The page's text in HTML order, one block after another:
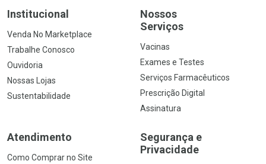
Institucional
Venda No Marketplace
Trabalhe Conosco
Ouvidoria
Nossas Lojas
Sustentabilidade
Nossos
Serviços
Vacinas
Exames e Testes
Serviços Farmacêuticos
Prescrição Digital
Assinatura
Atendimento
Como Comprar no Site
Segurança e
Privacidade